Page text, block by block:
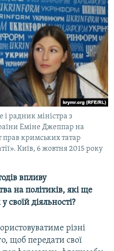
радник міністра з
Еміне Джеппар на
прав кримських татар
Київ, 6 жовтня 2015 року
впливу
на політиків, які ще
своїй діяльності?
різні
щоб передати свої